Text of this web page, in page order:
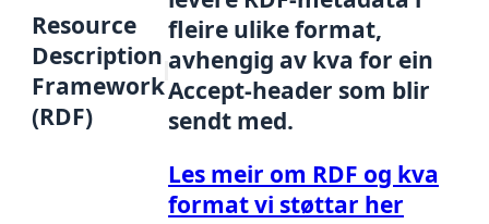
Resource
Description
Framework
(RDF)
fleire ulike format,
avhengig av kva for ein
Accept-header som blir
sendt med.
Les meir om RDF og kva
format vi støttar her